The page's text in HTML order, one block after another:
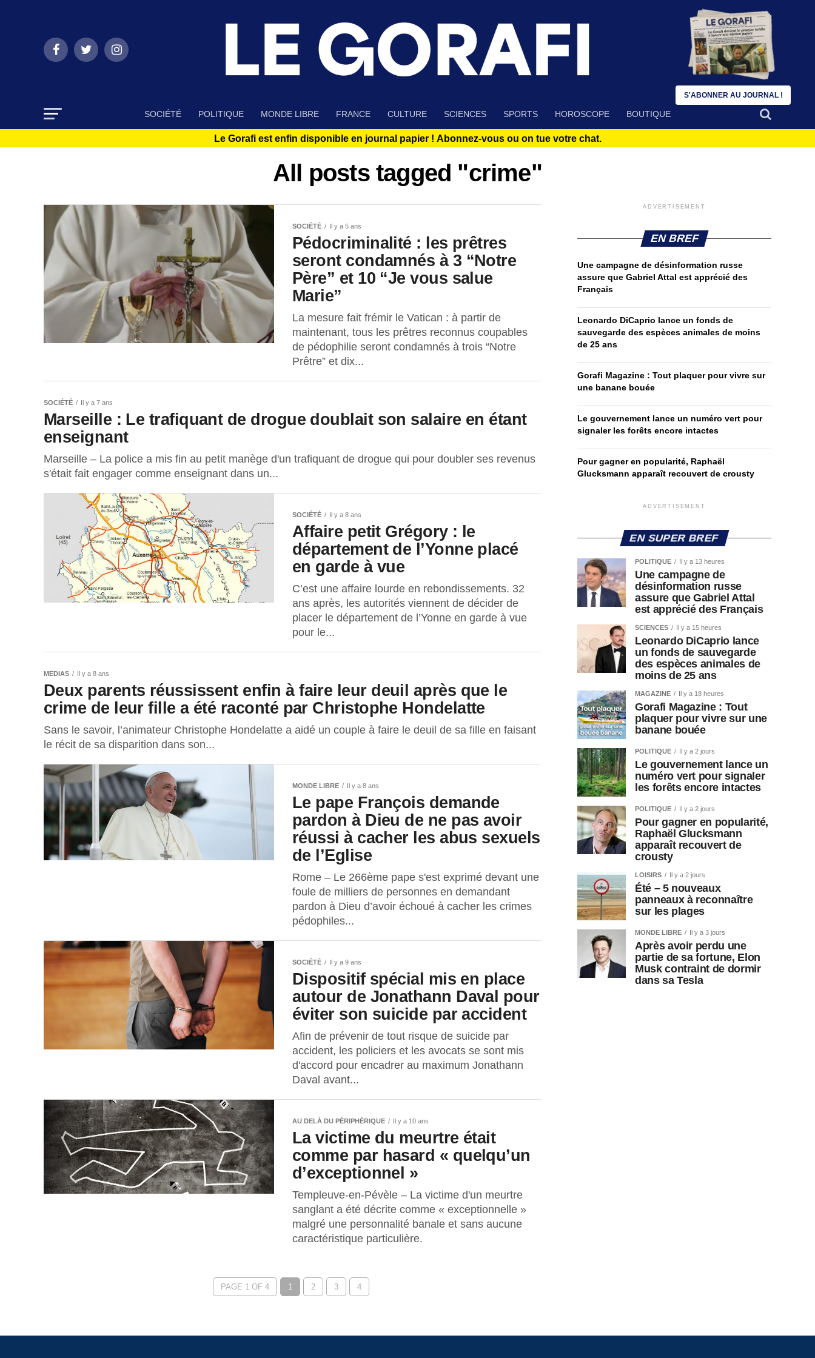
SOCIÉTÉ POLITIQUE MONDE LIBRE FRANCE CULTURE SCIENCES SPORTS HOROSCOPE BOUTIQUE
Le Gorafi est enfin disponible en journal papier ! Abonnez-vous ou on tue votre chat.
All posts tagged "crime"
SOCIÉTÉ Il y a 5 ans
Pédocriminalité : les prêtres
seront condamnés à 3 “Notre
Père” et 10 “Je vous salue
Marie”
La mesure fait frémir le Vatican : à partir de
maintenant, tous les prêtres reconnus coupables
de pédophilie seront condamnés à trois “Notre
Prêtre” et dix...
SOCIÉTÉ Il y a 7 ans
Marseille : Le trafiquant de drogue doublait son salaire en étant
enseignant
Marseille – La police a mis fin au petit manège d'un trafiquant de drogue qui pour doubler ses revenus
s'était fait engager comme enseignant dans un...
SOCIÉTÉ Il y a 8 ans
Affaire petit Grégory : le
département de l’Yonne placé
en garde à vue
C’est une affaire lourde en rebondissements. 32
ans après, les autorités viennent de décider de
placer le département de l’Yonne en garde à vue
pour le...
MEDIAS Il y a 8 ans
Deux parents réussissent enfin à faire leur deuil après que le
crime de leur fille a été raconté par Christophe Hondelatte
Sans le savoir, l’animateur Christophe Hondelatte a aidé un couple à faire le deuil de sa fille en faisant
le récit de sa disparition dans son...
MONDE LIBRE Il y a 8 ans
Le pape François demande
pardon à Dieu de ne pas avoir
réussi à cacher les abus sexuels
de l’Eglise
Rome – Le 266ème pape s'est exprimé devant une
foule de milliers de personnes en demandant
pardon à Dieu d’avoir échoué à cacher les crimes
pédophiles...
SOCIÉTÉ Il y a 9 ans
Dispositif spécial mis en place
autour de Jonathann Daval pour
éviter son suicide par accident
Afin de prévenir de tout risque de suicide par
accident, les policiers et les avocats se sont mis
d'accord pour encadrer au maximum Jonathann
Daval avant...
AU DELÀ DU PÉRIPHÉRIQUE Il y a 10 ans
La victime du meurtre était
comme par hasard « quelqu’un
d’exceptionnel »
Templeuve-en-Pévèle – La victime d'un meurtre
sanglant a été décrite comme « exceptionnelle »
malgré une personnalité banale et sans aucune
caractéristique particulière.
PAGE 1 OF 4 1 2 3 4
ADVERTISEMENT
EN BREF
Une campagne de désinformation russe
assure que Gabriel Attal est apprécié des
Français
Leonardo DiCaprio lance un fonds de
sauvegarde des espèces animales de moins
de 25 ans
Gorafi Magazine : Tout plaquer pour vivre sur
une banane bouée
Le gouvernement lance un numéro vert pour
signaler les forêts encore intactes
Pour gagner en popularité, Raphaël
Glucksmann apparaît recouvert de crousty
ADVERTISEMENT
EN SUPER BREF
POLITIQUE Il y a 13 heures
Une campagne de
désinformation russe
assure que Gabriel Attal
est apprécié des Français
SCIENCES Il y a 15 heures
Leonardo DiCaprio lance
un fonds de sauvegarde
des espèces animales de
moins de 25 ans
MAGAZINE Il y a 18 heures
Gorafi Magazine : Tout
plaquer pour vivre sur une
banane bouée
POLITIQUE Il y a 2 jours
Le gouvernement lance un
numéro vert pour signaler
les forêts encore intactes
POLITIQUE Il y a 2 jours
Pour gagner en popularité,
Raphaël Glucksmann
apparaît recouvert de
crousty
LOISIRS Il y a 2 jours
Été – 5 nouveaux
panneaux à reconnaître
sur les plages
MONDE LIBRE Il y a 3 jours
Après avoir perdu une
partie de sa fortune, Elon
Musk contraint de dormir
dans sa Tesla
S'ABONNER AU JOURNAL !